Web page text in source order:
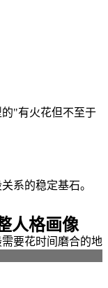
"有火花但不至于
系的稳定基石。
要花时间磨合的地
人格画像